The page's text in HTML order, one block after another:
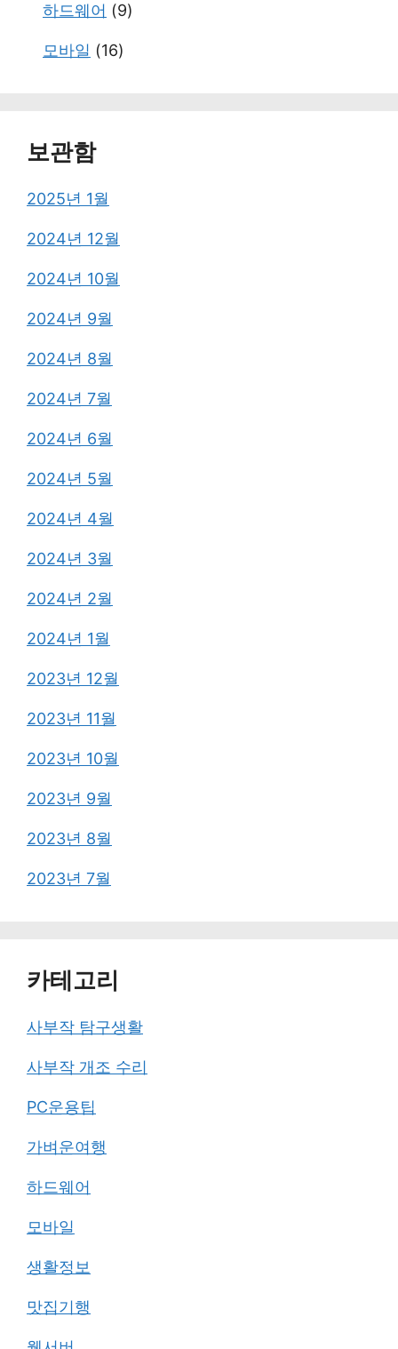
하드웨어 (9)
모바일 (16)
보관함
2025년 1월
2024년 12월
2024년 10월
2024년 9월
2024년 8월
2024년 7월
2024년 6월
2024년 5월
2024년 4월
2024년 3월
2024년 2월
2024년 1월
2023년 12월
2023년 11월
2023년 10월
2023년 9월
2023년 8월
2023년 7월
카테고리
사부작 탐구생활
사부작 개조 수리
PC운용팁
가벼운여행
하드웨어
모바일
생활정보
맛집기행